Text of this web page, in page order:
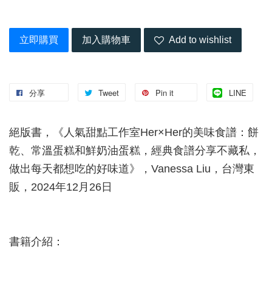
立即購買 加入購物車 Add to wishlist
分享 Tweet Pin it LINE
絕版書，《人氣甜點工作室Her×Her的美味食譜：餅
乾、常溫蛋糕和鮮奶油蛋糕，經典食譜分享不藏私，
做出每天都想吃的好味道》，Vanessa Liu，台灣東
販，2024年12月26日
書籍介紹：